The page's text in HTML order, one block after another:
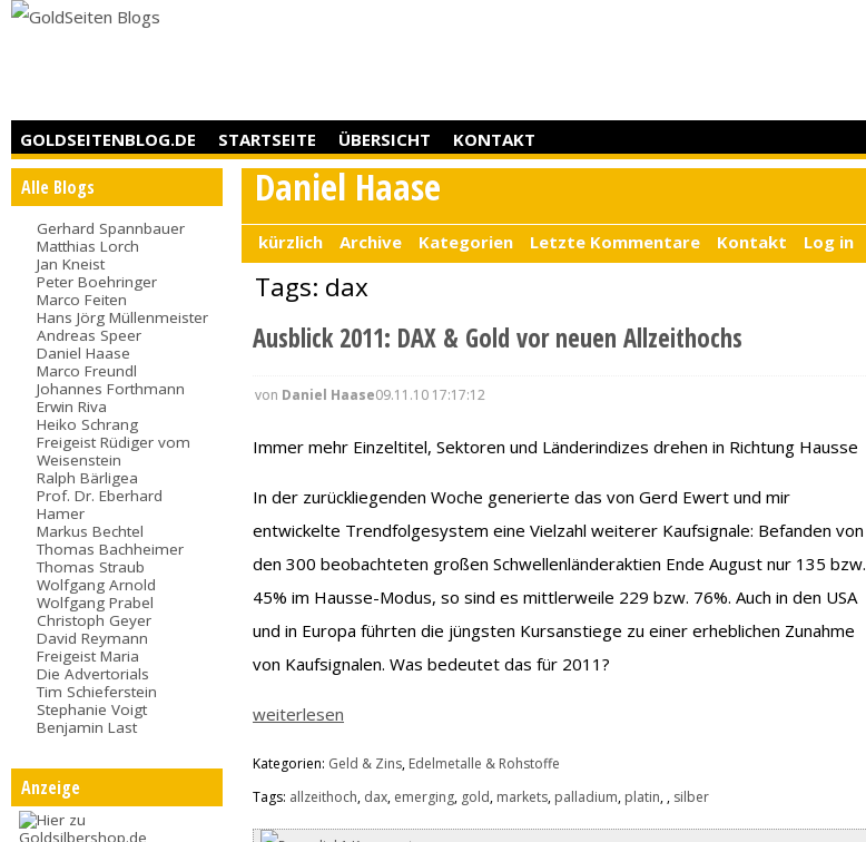
GOLDSEITENBLOG.DE STARTSEITE ÜBERSICHT KONTAKT
Alle Blogs
Gerhard Spannbauer
Matthias Lorch
Jan Kneist
Peter Boehringer
Marco Feiten
Hans Jörg Müllenmeister
Andreas Speer
Daniel Haase
Marco Freundl
Johannes Forthmann
Erwin Riva
Heiko Schrang
Freigeist Rüdiger vom
Weisenstein
Ralph Bärligea
Prof. Dr. Eberhard
Hamer
Markus Bechtel
Thomas Bachheimer
Thomas Straub
Wolfgang Arnold
Wolfgang Prabel
Christoph Geyer
David Reymann
Freigeist Maria
Die Advertorials
Tim Schieferstein
Stephanie Voigt
Benjamin Last
Anzeige
Daniel Haase
kürzlich Archive Kategorien Letzte Kommentare Kontakt Log in
Tags: dax
Ausblick 2011: DAX & Gold vor neuen Allzeithochs
von Daniel Haase09.11.10 17:17:12
Immer mehr Einzeltitel, Sektoren und Länderindizes drehen in Richtung Hausse
In der zurückliegenden Woche generierte das von Gerd Ewert und mir
entwickelte Trendfolgesystem eine Vielzahl weiterer Kaufsignale: Befanden von
den 300 beobachteten großen Schwellenländeraktien Ende August nur 135 bzw.
45% im Hausse-Modus, so sind es mittlerweile 229 bzw. 76%. Auch in den USA
und in Europa führten die jüngsten Kursanstiege zu einer erheblichen Zunahme
von Kaufsignalen. Was bedeutet das für 2011?
weiterlesen
Kategorien: Geld & Zins, Edelmetalle & Rohstoffe
Tags: allzeithoch, dax, emerging, gold, markets, palladium, platin, , silber